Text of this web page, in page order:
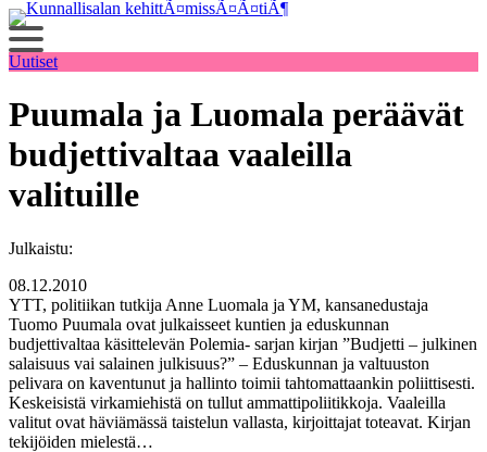
Siirry
sisältöön
Uutiset
Puumala ja Luomala peräävät
budjettivaltaa vaaleilla
valituille
Julkaistu:
08.12.2010
YTT, politiikan tutkija Anne Luomala ja YM, kansanedustaja
Tuomo Puumala ovat julkaisseet kuntien ja eduskunnan
budjettivaltaa käsittelevän Polemia- sarjan kirjan ”Budjetti – julkinen
salaisuus vai salainen julkisuus?” – Eduskunnan ja valtuuston
pelivara on kaventunut ja hallinto toimii tahtomattaankin poliittisesti.
Keskeisistä virkamiehistä on tullut ammattipoliitikkoja. Vaaleilla
valitut ovat häviämässä taistelun vallasta, kirjoittajat toteavat. Kirjan
tekijöiden mielestä…